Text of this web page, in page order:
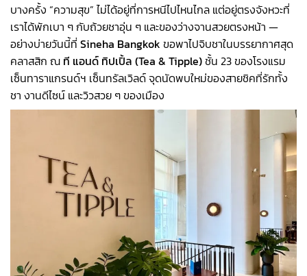
บางครั้ง “ความสุข” ไม่ได้อยู่ที่การหนีไปไหนไกล แต่อยู่ตรงจังหวะที่
เราได้พักเบา ๆ กับถ้วยชาอุ่น ๆ และของว่างจานสวยตรงหน้า —
อย่างบ่ายวันนี้ที่ Sineha Bangkok ขอพาไปจิบชาในบรรยากาศสุด
คลาสสิก ณ ที แอนด์ ทิปเปิ้ล (Tea & Tipple)ชั้น 23 ของโรงแรม
เซ็นทาราแกรนด์ฯ เซ็นทรัลเวิลด์ จุดนัดพบใหม่ของสายชิคที่รักทั้ง
ชา งานดีไซน์ และวิวสวย ๆ ของเมือง